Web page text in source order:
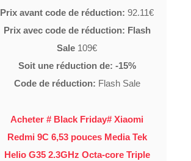
Prix avant code de réduction: 92.11€
Prix avec code de réduction: Flash
Sale 109€
Soit une réduction de: -15%
Code de réduction: Flash Sale
Acheter # Black Friday# Xiaomi
Redmi 9C 6,53 pouces Media Tek
Helio G35 2.3GHz Octa-core Triple